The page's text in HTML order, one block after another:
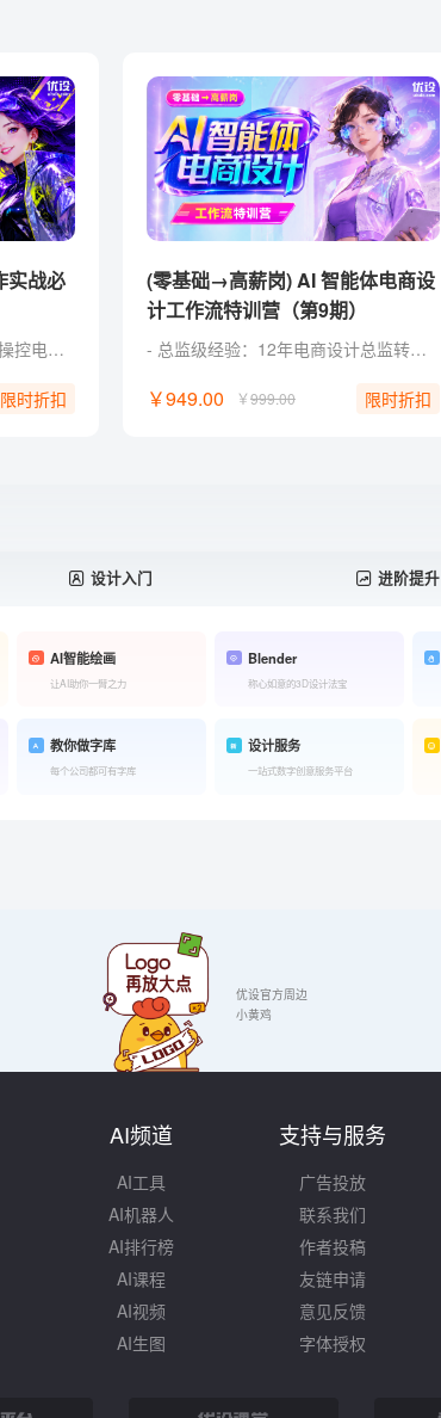
系统级托管：用Codex跨软件操控电脑，一键接管机械杂活。 零代码实战：命令Codex自制Web工具，普通人无痛跨界开发。 定制化外挂：训练Codex私有设计技能，自由组装商业提效流。 批量化出图：自制Canvas工具，一键打包合成商业延展图包。 独家福利： 附赠收录30+Skill 和 AI提示词典，可交互即开即用。
限时折扣
(零基础→高薪岗) AI 智能体电商设
计工作流特训营（第9期）
- 总监级经验：12年电商设计总监转型实战经验，拒绝堆砌参数，直击商用落地 - 黄金全链路：AI Agent x Skill × 工作流，打通（方法论 + 创意 + 视觉 + 电商全链路 + 求职作品集） - 提效流水线：定制流程 AI 加持，用提效批量化设计工具与方法实现能效翻倍 - 资源库更新：2026年电商/视觉/创作类 AI 工具与工作流资源库，持续更新迭代 - 独家福利：附赠 AI 提示词文档/说明书+作品集参考，支撑商业案例快速落地和求职晋升
￥949.00 ￥999.00 限时折扣
设计入门 进阶提升
AI智能绘画
让AI助你一臂之力
Blender
称心如意的3D设计法宝
教你做字库
每个公司都可有字库
设计服务
一站式数字创意服务平台
优设官方周边
小黄鸡
AI频道
AI工具
AI机器人
AI排行榜
AI课程
AI视频
AI生图
支持与服务
广告投放
联系我们
作者投稿
友链申请
意见反馈
字体授权